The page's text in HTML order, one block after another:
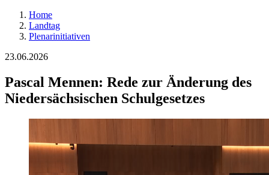
Home
Landtag
Plenarinitiativen
23.06.2026
Pascal Mennen: Rede zur Änderung des
Niedersächsischen Schulgesetzes